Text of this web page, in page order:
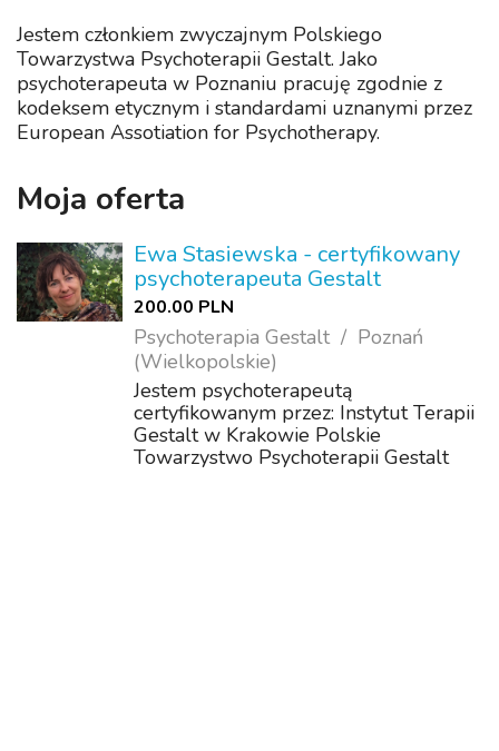
Jestem członkiem zwyczajnym Polskiego
Towarzystwa Psychoterapii Gestalt. Jako
psychoterapeuta w Poznaniu pracuję zgodnie z
kodeksem etycznym i standardami uznanymi przez
European Assotiation for Psychotherapy.
Moja oferta
Ewa Stasiewska - certyfikowany
psychoterapeuta Gestalt
200.00 PLN
Psychoterapia Gestalt
Poznań
(Wielkopolskie)
Jestem psychoterapeutą
certyfikowanym przez: Instytut Terapii
Gestalt w Krakowie Polskie
Towarzystwo Psychoterapii Gestalt